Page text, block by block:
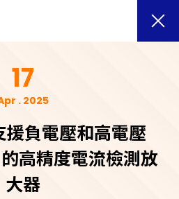
17
. 2025
負電壓和高電壓
高精度電流檢測放
大器